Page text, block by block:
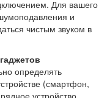
Для вашего
и
чистым звуком в
определять
(смартфон,
устройство